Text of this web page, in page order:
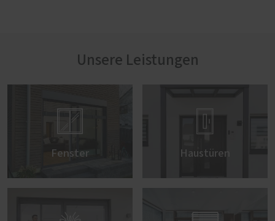
Unsere Leistungen

Fenster

Haustüren